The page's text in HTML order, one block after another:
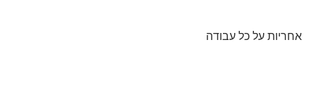
אחריות על כל עבודה